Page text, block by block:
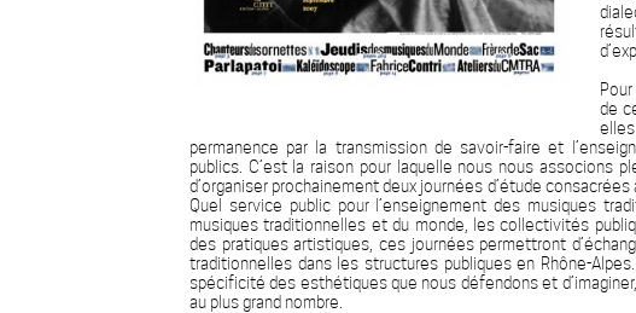
de
permanence par la transmission de savoir-faire et
publics. C’est la raison pour laquelle nous nous associons
d’organiser prochainement deux journées d’étude
Quel service public pour l’enseignement des musiques
musiques traditionnelles et du monde, les collectivités
des pratiques artistiques, ces journées permettront
traditionnelles dans les structures publiques en Rhône-
spécificité des esthétiques que nous défendons et
au plus grand nombre.